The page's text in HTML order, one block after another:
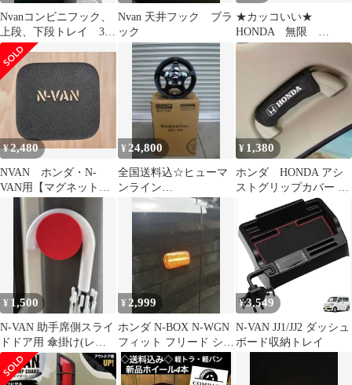
Nvanコンビニフック、
上段、下段トレイ 3点
セット
Nvan 天井フック ブラ
ック
★カッコいい★
HONDA 無限
MUGEM POWER キー
¥2,480
NVAN ホンダ・N-
VAN用【マグネット
式】フューエルタンク
カバー フューエルリ
ッドカバー 給油口 カ
¥ 24,800
全国送料込☆ヒューマ
ンライン
HS09☆12×3.5J+43☆軽
バン・軽トラに
¥ 1,380
ホンダ HONDA アシ
ストグリップカバー 2
¥ 1,500
N-VAN 助手席側スライ
ドドア用 傘掛け(レッ
ド)
¥ 2,999
ホンダ N-BOX N-WGN
フィット フリード シー
ケンシャルウインカー
¥3,549
N-VAN JJ1/JJ2 ダッシュ
ボード収納トレイ